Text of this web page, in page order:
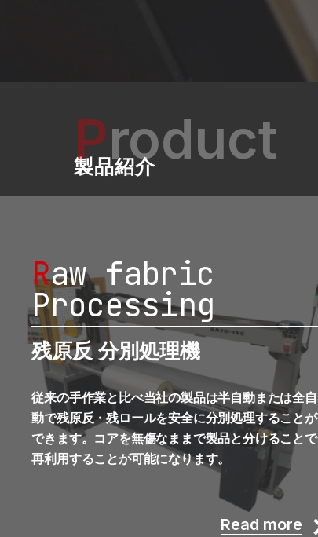
Product
製品紹介
Raw fabric
Processing
残原反 分別処理機
従来の手作業と比べ当社の製品は半自動または全自
動で残原反・残ロールを安全に分別処理することが
できます。コアを無傷なままで製品と分けることで
再利用することが可能になります。
Read more